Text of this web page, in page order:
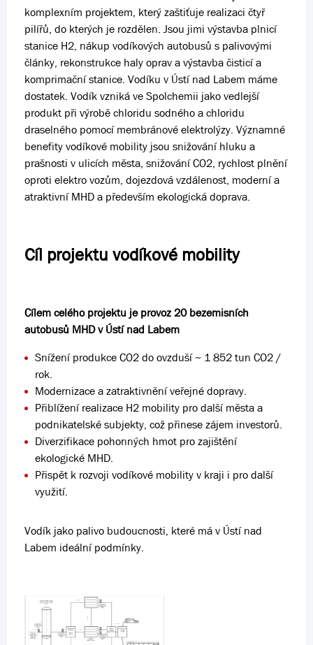
komplexním projektem, který zaštiťuje realizaci čtyř
pilířů, do kterých je rozdělen. Jsou jimi výstavba plnicí
stanice H2, nákup vodíkových autobusů s palivovými
články, rekonstrukce haly oprav a výstavba čisticí a
komprimační stanice. Vodíku v Ústí nad Labem máme
dostatek. Vodík vzniká ve Spolchemii jako vedlejší
produkt při výrobě chloridu sodného a chloridu
draselného pomocí membránové elektrolýzy. Významné
benefity vodíkové mobility jsou snižování hluku a
prašnosti v ulicích města, snižování CO2, rychlost plnění
oproti elektro vozům, dojezdová vzdálenost, moderní a
atraktivní MHD a především ekologická doprava.
Cíl projektu vodíkové mobility
Cílem celého projektu je provoz 20 bezemisních
autobusů MHD v Ústí nad Labem
Snížení produkce CO2 do ovzduší ~ 1 852 tun CO2 /
rok.
Modernizace a zatraktivnění veřejné dopravy.
Přiblížení realizace H2 mobility pro další města a
podnikatelské subjekty, což přinese zájem investorů.
Diverzifikace pohonných hmot pro zajištění
ekologické MHD.
Přispět k rozvoji vodíkové mobility v kraji i pro další
využití.
Vodík jako palivo budoucnosti, které má v Ústí nad
Labem ideální podmínky.